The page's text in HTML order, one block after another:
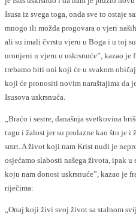
Isusa iz svega toga, onda sve to ostaje
mnogo ili možda progovara o vjeri
ali su imali čvrstu vjeru u Boga i u toj
uronjeni u vjeru u uskrsnuće”, kazao je
trebamo biti oni koji će u svakom
koji će pronositi novim naraštajima da
Isusova uskrsnuća.
„Braćo i sestre, današnja svetkovina
tugu i žalost jer su prolazne kao što je i
smrt. A život koji nam Krist nudi je
osjećamo slabosti našega života, ipak
koju nam donosi uskrsnuće”, kazao je
riječima:
„Onaj koji živi svoj život sa stalnom